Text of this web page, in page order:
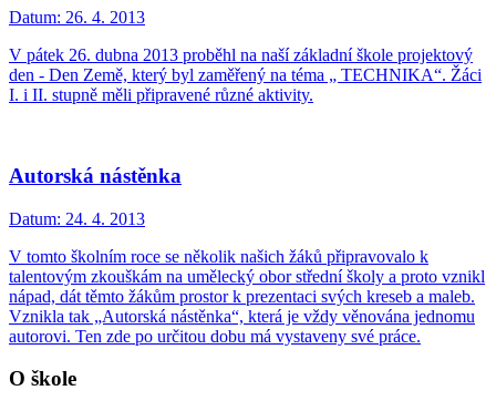
Datum: 26. 4. 2013
V pátek 26. dubna 2013 proběhl na naší základní škole projektový
den - Den Země, který byl zaměřený na téma „ TECHNIKA“. Žáci
I. i II. stupně měli připravené různé aktivity.
Autorská nástěnka
Datum: 24. 4. 2013
V tomto školním roce se několik našich žáků připravovalo k
talentovým zkouškám na umělecký obor střední školy a proto vznikl
nápad, dát těmto žákům prostor k prezentaci svých kreseb a maleb.
Vznikla tak „Autorská nástěnka“, která je vždy věnována jednomu
autorovi. Ten zde po určitou dobu má vystaveny své práce.
O škole